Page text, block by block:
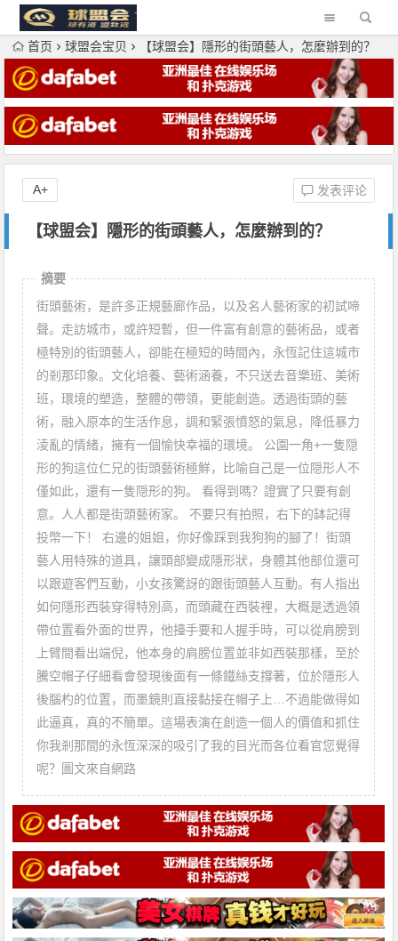
首页 球盟会宝贝 【球盟会】隱形的街頭藝人，怎麼辦到的？
【球盟会】隱形的街頭藝人，怎麼辦到的？
发表评论
A+
摘要
街頭藝術，是許多正規藝廊作品，以及名人藝術家的初試啼
聲。走訪城市，或許短暫，但一件富有創意的藝術品，或者
極特別的街頭藝人，卻能在極短的時間內，永恆記住這城市
的剎那印象。文化培養、藝術涵養，不只送去音樂班、美術
班，環境的塑造，整體的帶領，更能創造。透過街頭的藝
術，融入原本的生活作息，調和緊張憤怒的氣息，降低暴力
淩亂的情緒，擁有一個愉快幸福的環境。 公園一角+一隻隠
形的狗這位仁兄的街頭藝術極鮮，比喻自己是一位隠形人不
僅如此，還有一隻隠形的狗。 看得到嗎？證實了只要有創
意。人人都是街頭藝術家。 不要只有拍照，右下的缽記得
投幣一下！ 右邊的姐姐，你好像踩到我狗狗的腳了！街頭
藝人用特殊的道具，讓頭部變成隱形狀，身體其他部位還可
以跟遊客們互動，小女孩驚訝的跟街頭藝人互動。有人指出
如何隱形西裝穿得特別高，而頭藏在西裝裡，大概是透過領
帶位置看外面的世界，他擡手要和人握手時，可以從肩膀到
上臂間看出端倪，他本身的肩膀位置並非如西裝那樣，至於
騰空帽子仔細看會發現後面有一條鐵絲支撐著，位於隱形人
後腦杓的位置，而墨鏡則直接黏接在帽子上…不過能做得如
此逼真，真的不簡單。這場表演在創造一個人的價值和抓住
你我剎那間的永恆深深的吸引了我的目光而各位看官您覺得
呢？圖文來自網路